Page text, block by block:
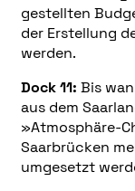
gestellten
der Erstellung
werden.
Dock 11: Bis
aus dem
»Atmosphäre-
Saarbrücken
umgesetzt